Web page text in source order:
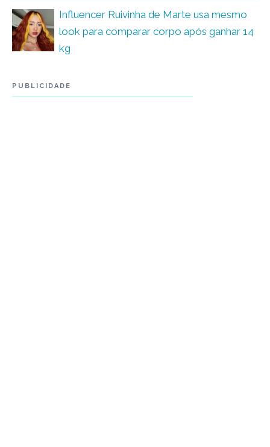
Influencer Ruivinha de Marte usa mesmo
look para comparar corpo após ganhar 14
kg
PUBLICIDADE